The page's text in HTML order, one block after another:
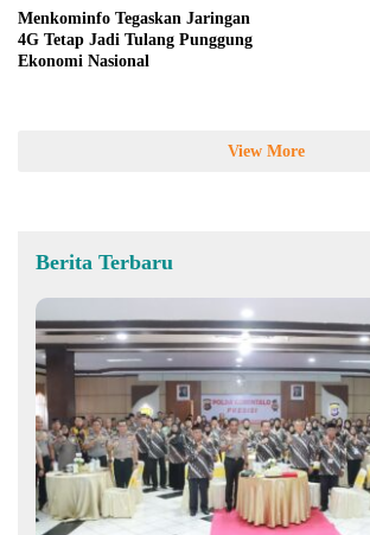
Menkominfo Tegaskan Jaringan
4G Tetap Jadi Tulang Punggung
Ekonomi Nasional
View More
Berita Terbaru